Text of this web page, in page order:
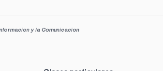
y la Comunicacion